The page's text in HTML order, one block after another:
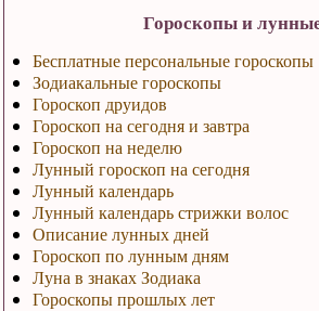
Гороскопы и
Бесплатные персональные гороскопы
Зодиакальные гороскопы
Гороскоп друидов
Гороскоп на сегодня и завтра
Гороскоп на неделю
Лунный гороскоп на сегодня
Лунный календарь
Лунный календарь стрижки волос
Описание лунных дней
Гороскоп по лунным дням
Луна в знаках Зодиака
Гороскопы прошлых лет